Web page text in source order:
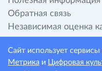
Обратная связь
Независимая оценка
Сайт использует
Метрика и Цифровая